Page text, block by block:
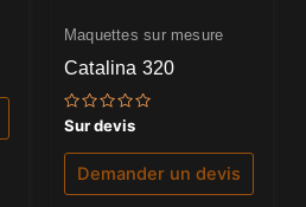
Maquettes sur mesure
Catalina 320
Note
0
sur
Sur devis
Demander un devis